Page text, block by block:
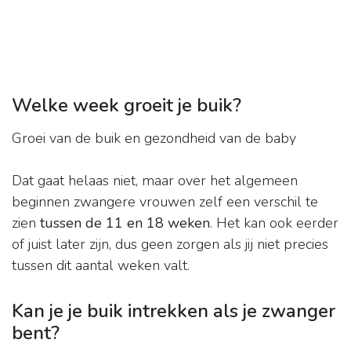
Welke week groeit je buik?
Groei van de buik en gezondheid van de baby
Dat gaat helaas niet, maar over het algemeen
beginnen zwangere vrouwen zelf een verschil te
zien tussen de 11 en 18 weken. Het kan ook eerder
of juist later zijn, dus geen zorgen als jij niet precies
tussen dit aantal weken valt.
Kan je je buik intrekken als je zwanger
bent?